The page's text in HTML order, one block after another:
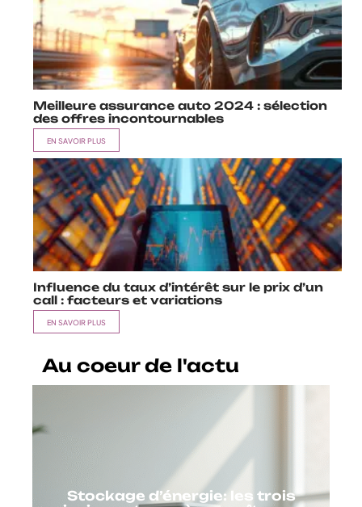
Meilleure assurance auto 2024 : sélection
des offres incontournables
EN SAVOIR PLUS
Influence du taux d’intérêt sur le prix d’un
call : facteurs et variations
EN SAVOIR PLUS
Au coeur de l'actu
Stockage d’énergie: les trois